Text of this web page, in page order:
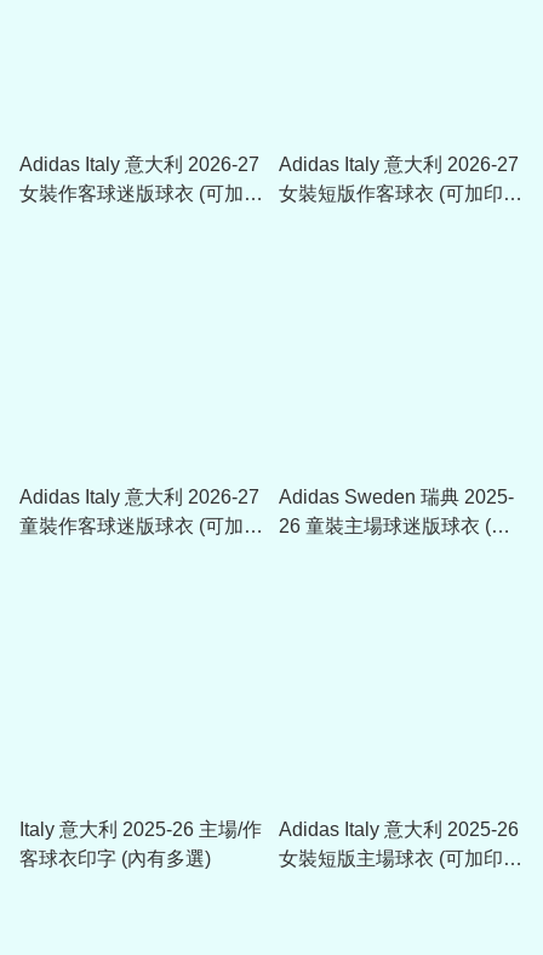
Adidas Italy 意大利 2026-27
女裝作客球迷版球衣 (可加印
Adidas Italy 意大利 2026-27
女裝短版作客球衣 (可加印字
Adidas Italy 意大利 2026-27
童裝作客球迷版球衣 (可加印
Adidas Sweden 瑞典 2025-
26 童裝主場球迷版球衣 (可
Italy 意大利 2025-26 主場/作
客球衣印字 (內有多選)
Adidas Italy 意大利 2025-26
女裝短版主場球衣 (可加印字